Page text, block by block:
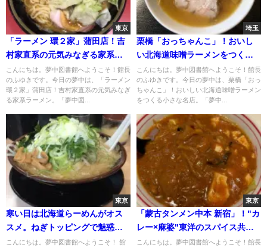
東京
「ラーメン 環２家」蒲田店！吉
村家直系の元気みなぎる家系ラ
ーメン
こんにちは。夢中図書館へようこそ！館長
のふゆきです。今日の夢中は、「ラーメン
環２家」蒲田店！吉村家直系の元気みなぎ
る家系ラーメン。「夢中図...
埼玉
栗橋「おっちゃんこ」！おいし
い北海道味噌ラーメンをつくる
小さな名店
こんにちは。夢中図書館へようこそ！館長
のふゆきです。今日の夢中は、栗橋「おっ
ちゃんこ」！おいしい北海道味噌ラーメン
をつくる小さな名店。「夢中...
東京
寒い日は北海道らーめんがオス
スメ。ねぎトッピングで魅惑の
フォルムの札幌みそ！王子駅近
こんにちは。夢中図書館へようこそ！ 館
東京
「蒙古タンメン中本 新宿」！"カ
レー×麻婆"東洋のスパイス共
演…限定"新宿タンメン"
こんにちは。夢中図書館へようこそ！館長